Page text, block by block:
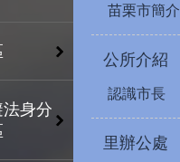
身分
苗栗市簡介
公所介紹
認識市長
里辦公處